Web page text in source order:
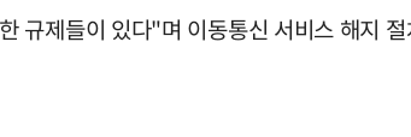
규제들이 있다"며 이동통신 서비스 해지